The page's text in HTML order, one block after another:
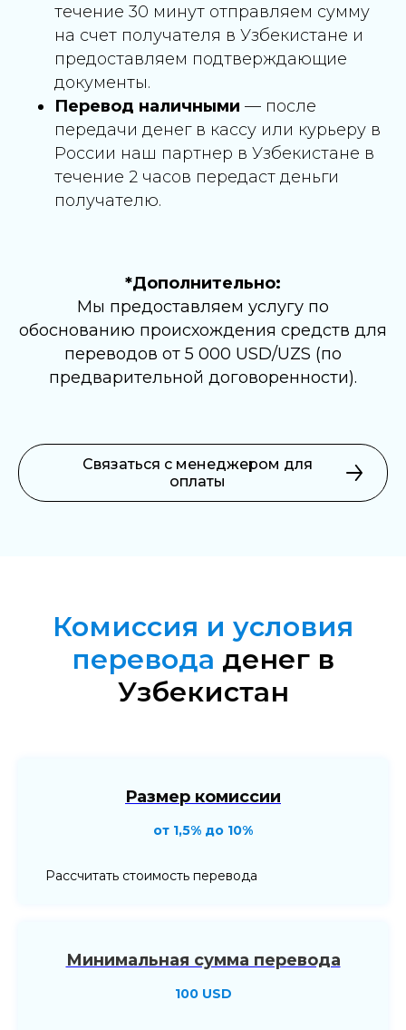
течение 30 минут отправляем сумму
на счет получателя в Узбекистане и
предоставляем подтверждающие
документы.
Перевод наличными — после
передачи денег в кассу или курьеру в
России наш партнер в Узбекистане в
течение 2 часов передаст деньги
получателю.
*Дополнительно:
Мы предоставляем услугу по
обоснованию происхождения средств для
переводов от 5 000 USD/UZS (по
предварительной договоренности).
Связаться с менеджером для
оплаты
Комиссия и условия
перевода денег в
Узбекистан
Размер комиссии
от 1,5% до 10%
Рассчитать стоимость перевода
Минимальная сумма перевода
100 USD